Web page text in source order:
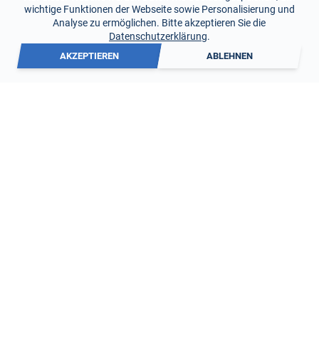
wichtige Funktionen der Webseite sowie Personalisierung und
Analyse zu ermöglichen. Bitte akzeptieren Sie die
Datenschutzerklärung.
AKZEPTIEREN ABLEHNEN